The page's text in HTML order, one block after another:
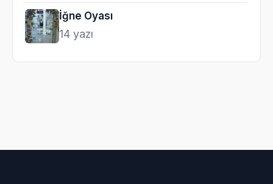
İğne Oyası
14 yazı